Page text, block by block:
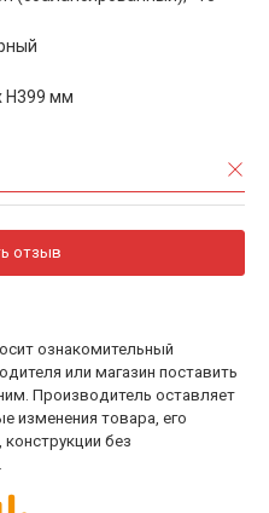
H399 мм
отзыв
ознакомительный
или магазин поставить
Производитель оставляет
изменения товара, его
конструкции без